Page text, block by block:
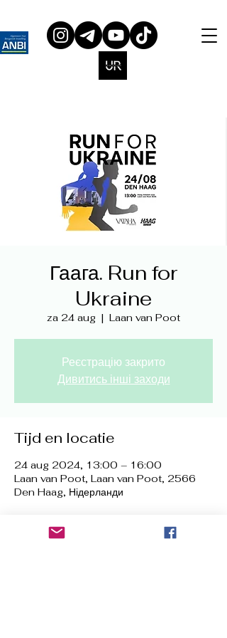
Гаага. Run for
Ukraine
za 24 aug
  |
Laan van Poot
Реєстрацію закрито
Дивитись інші заходи
Tijd en locatie
24 aug 2024, 13:00 – 16:00
Laan van Poot, Laan van Poot, 2566
Den Haag, Нідерланди